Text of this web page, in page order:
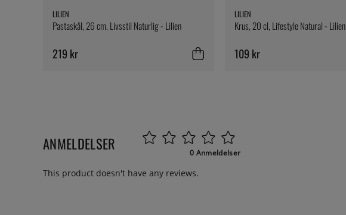
LILIEN
Pastaskål, 26 cm, Livsstil Naturlig - Lilien
219 kr
LILIEN
Krus, 20 cl, Lifestyle Natural - Lilien
109 kr
ANMELDELSER 0 Anmeldelser
This product doesn't have any reviews.